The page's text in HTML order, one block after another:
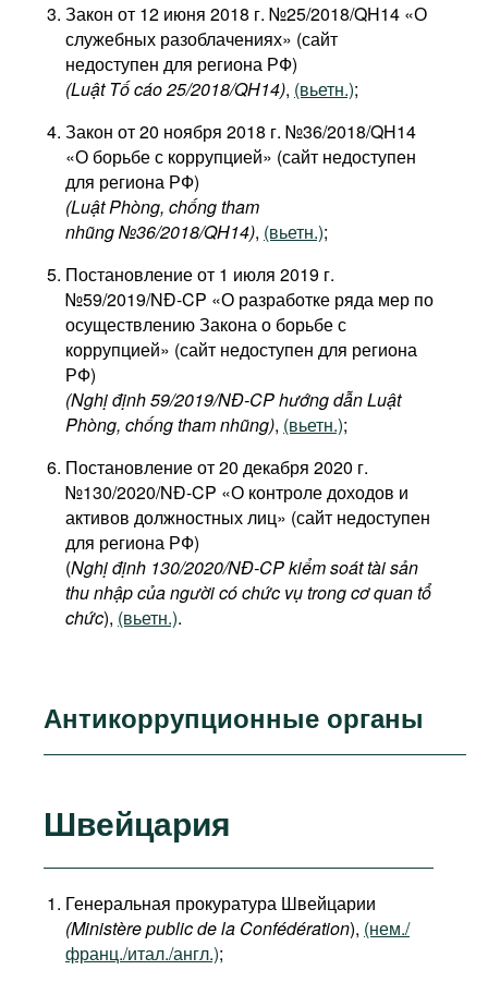
Закон от 12 июня 2018 г. №25/2018/QH14 «О
служебных разоблачениях» (сайт
недоступен для региона РФ)
(Luật Tố cáo 25/2018/QH14), (вьетн.);
Закон от 20 ноября 2018 г. №36/2018/QH14
«О борьбе с коррупцией» (сайт недоступен
для региона РФ)
(Luật Phòng, chống tham
nhũng №36/2018/QH14), (вьетн.);
Постановление от 1 июля 2019 г.
№59/2019/NĐ-CP «О разработке ряда мер по
осуществлению Закона о борьбе с
коррупцией» (сайт недоступен для региона
РФ)
(Nghị định 59/2019/NĐ-CP hướng dẫn Luật
Phòng, chống tham nhũng), (вьетн.);
Постановление от 20 декабря 2020 г.
№130/2020/NĐ-CP «О контроле доходов и
активов должностных лиц» (сайт недоступен
для региона РФ)
(Nghị định 130/2020/NĐ-CP kiểm soát tài sản
thu nhập của người có chức vụ trong cơ quan tổ
chức), (вьетн.).
Антикоррупционные органы
Швейцария
Генеральная прокуратура Швейцарии
(Ministère public de la Confédération), (нем./
франц./итал./англ.);